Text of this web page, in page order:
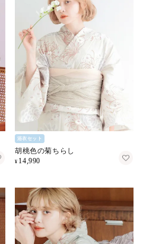
浴衣セット
胡桃色の菊ちらし
¥ 14,990